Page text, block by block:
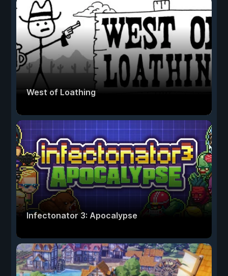
West of Loathing
Infectonator 3: Apocalypse